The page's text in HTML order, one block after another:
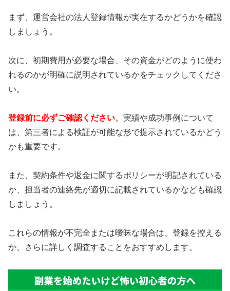
まず、運営会社の法人登録情報が実在するかどうかを確認
しましょう。
次に、初期費用が必要な場合、その資金がどのように使わ
れるのかが明確に説明されているかをチェックしてくださ
い。
登録前に必ずご確認ください。実績や成功事例について
は、第三者による検証が可能な形で提示されているかどう
かも重要です。
また、契約条件や返金に関するポリシーが明記されている
か、担当者の連絡先が適切に記載されているかなども確認
しましょう。
これらの情報が不完全または曖昧な場合は、登録を控える
か、さらに詳しく調査することをおすすめします。